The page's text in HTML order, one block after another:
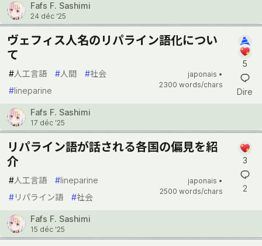
Fafs F. Sashimi
24 déc '25
ヴェフィス人名のリパライン語化につい
て
#人工言語 #人間 #社会
#lineparine
japonais •
2300 words/chars
5
Dire
Fafs F. Sashimi
17 déc '25
リパライン語が話される各国の偏見を紹
介
#人工言語 #lineparine
#リパライン語 #社会
japonais •
2500 words/chars
3
2
Fafs F. Sashimi
15 déc '25